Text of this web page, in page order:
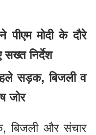
पीएम मोदी के दौरे
सख्त निर्देश
सड़क, बिजली व
जोर
बिजली और संचार